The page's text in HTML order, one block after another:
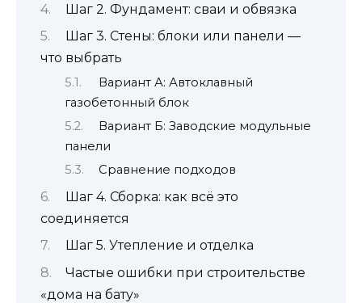
Шаг 2. Фундамент: сваи и обвязка
Шаг 3. Стены: блоки или панели —
что выбрать
Вариант А: Автоклавный
газобетонный блок
Вариант Б: Заводские модульные
панели
Сравнение подходов
Шаг 4. Сборка: как всё это
соединяется
Шаг 5. Утепление и отделка
Частые ошибки при строительстве
«дома на бату»